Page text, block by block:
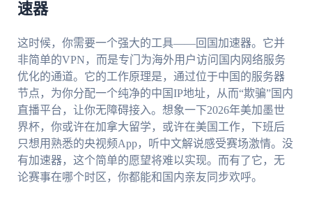
速器
这时候，你需要一个强大的工具——回国加速器。它并
非简单的VPN，而是专门为海外用户访问国内网络服务
优化的通道。它的工作原理是，通过位于中国的服务器
节点，为你分配一个纯净的中国IP地址，从而“欺骗”国内
直播平台，让你无障碍接入。想象一下2026年美加墨世
界杯，你或许在加拿大留学，或许在美国工作，下班后
只想用熟悉的央视频App，听中文解说感受赛场激情。没
有加速器，这个简单的愿望将难以实现。而有了它，无
论赛事在哪个时区，你都能和国内亲友同步欢呼。